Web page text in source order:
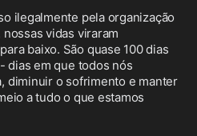
ilegalmente pela organização
vidas viraram
baixo. São quase 100 dias
dias em que todos nós
diminuir o sofrimento e manter
a tudo o que estamos